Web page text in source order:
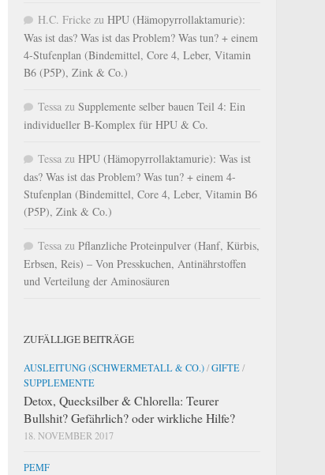
H.C. Fricke zu HPU (Hämopyrrollaktamurie):
Was ist das? Was ist das Problem? Was tun? + einem
4-Stufenplan (Bindemittel, Core 4, Leber, Vitamin
B6 (P5P), Zink & Co.)
Tessa zu Supplemente selber bauen Teil 4: Ein
individueller B-Komplex für HPU & Co.
Tessa zu HPU (Hämopyrrollaktamurie): Was ist
das? Was ist das Problem? Was tun? + einem 4-
Stufenplan (Bindemittel, Core 4, Leber, Vitamin B6
(P5P), Zink & Co.)
Tessa zu Pflanzliche Proteinpulver (Hanf, Kürbis,
Erbsen, Reis) – Von Presskuchen, Antinährstoffen
und Verteilung der Aminosäuren
ZUFÄLLIGE BEITRÄGE
AUSLEITUNG (SCHWERMETALL & CO.)/GIFTE/
SUPPLEMENTE
Detox, Quecksilber & Chlorella: Teurer
Bullshit? Gefährlich? oder wirkliche Hilfe?
18. NOVEMBER 2017
PEMF